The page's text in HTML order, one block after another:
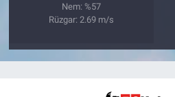
Nem: %57
Rüzgar: 2.69 m/s